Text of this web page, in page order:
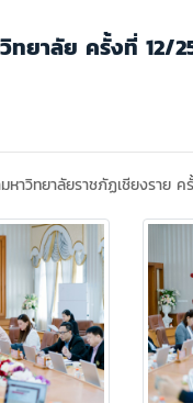
ทยาลัย ครั้งที่ 12/
าวิทยาลัยราชภัฏเชียงราย